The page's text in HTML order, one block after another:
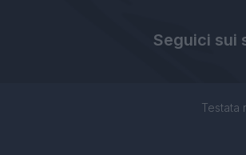
Seguici sui
Testata